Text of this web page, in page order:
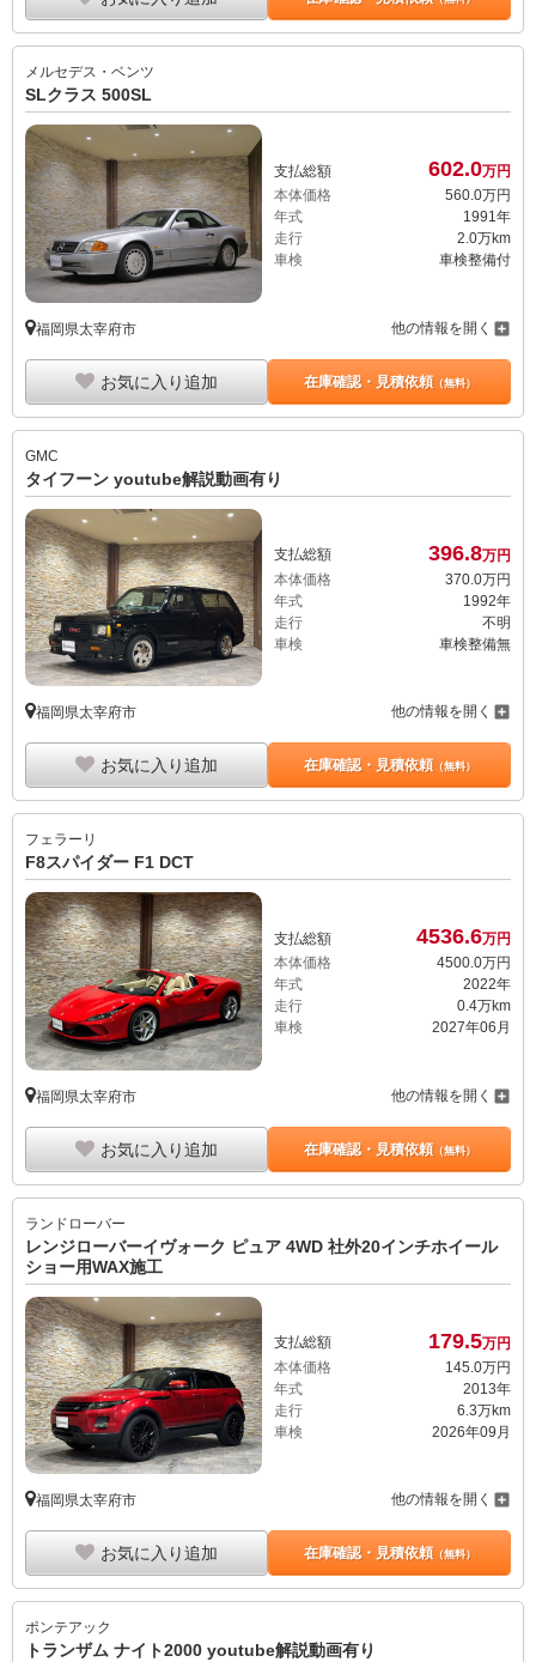
メルセデス・ベンツ
SLクラス 500SL
支払総額 602.0万円
本体価格
560.0万円
年式
1991年
走行
2.0万km
車検
車検整備付
福岡県太宰府市 他の情報を開く
お気に入り追加 在庫確認・見積依頼（無料）
GMC
タイフーン youtube解説動画有り
支払総額 396.8万円
本体価格
370. 0万円
年式
1992年
走行
不明
車検
車検整備無
福岡県太宰府市 他の情報を開く
お気に入り追加 在庫確認・見積依頼（無料）
フェラーリ
F8スパイダー F1 DCT
支払総額 4536.6万円
本体価格
4500.0万円
年式
2022年
走行
0.4万km
車検
2027年06月
福岡県太宰府市 他の情報を開く
お気に入り追加 在庫確認・見積依頼（無料）
ランドローバー
レンジローバーイヴォーク ピュア 4WD 社外20インチホイール
ショー用WAX施工
支払総額 179.5万円
本体価格
145. 0万円
年式
2013年
走行
6.3万km
車検
2026年09月
福岡県太宰府市 他の情報を開く
お気に入り追加 在庫確認・見積依頼（無料）
ポンテアック
トランザム ナイト2000 youtube解説動画有り